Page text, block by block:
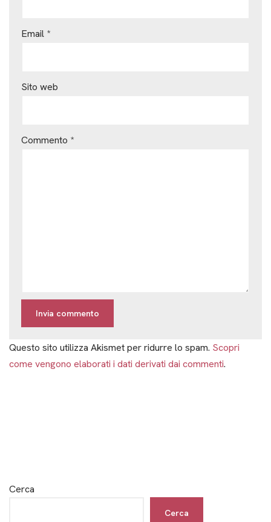
Email *
Sito web
Commento *
Questo sito utilizza Akismet per ridurre lo spam. Scopri
come vengono elaborati i dati derivati dai commenti.
Cerca
Cerca